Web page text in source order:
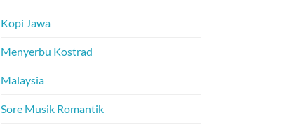
Kopi Jawa
Menyerbu Kostrad
Malaysia
Sore Musik Romantik